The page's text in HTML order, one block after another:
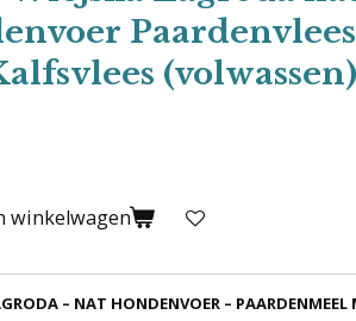
Paardenvlees
(volwassen)
winkelwagen
– NAT HONDENVOER – PAARDENMEEL